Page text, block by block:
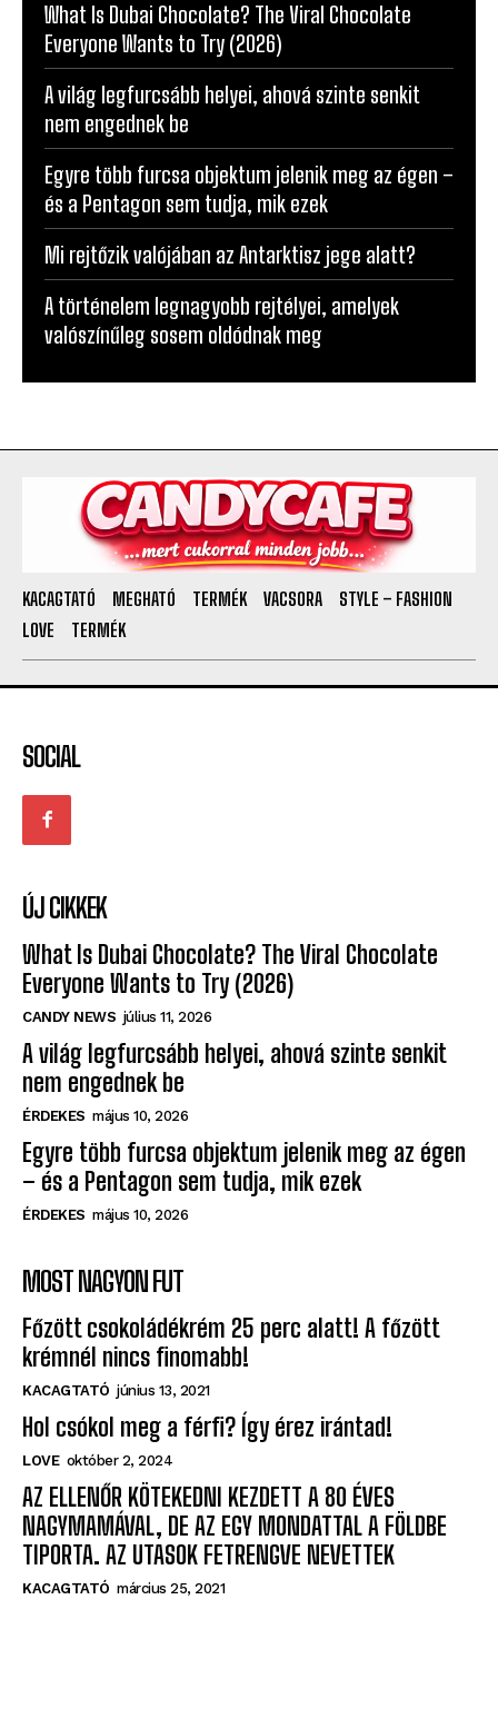
What Is Dubai Chocolate? The Viral Chocolate
Everyone Wants to Try (2026)
A világ legfurcsább helyei, ahová szinte senkit
nem engednek be
Egyre több furcsa objektum jelenik meg az égen –
és a Pentagon sem tudja, mik ezek
Mi rejtőzik valójában az Antarktisz jege alatt?
A történelem legnagyobb rejtélyei, amelyek
valószínűleg sosem oldódnak meg
KACAGTATÓ MEGHATÓ TERMÉK VACSORA
STYLE – FASHION
LOVE
TERMÉK
SOCIAL
ÚJ CIKKEK
What Is Dubai Chocolate? The Viral Chocolate
Everyone Wants to Try (2026)
CANDY NEWS július 11, 2026
A világ legfurcsább helyei, ahová szinte senkit
nem engednek be
ÉRDEKES május 10, 2026
Egyre több furcsa objektum jelenik meg az égen
– és a Pentagon sem tudja, mik ezek
ÉRDEKES május 10, 2026
MOST NAGYON FUT
Főzött csokoládékrém 25 perc alatt! A főzött
krémnél nincs finomabb!
KACAGTATÓ június 13, 2021
Hol csókol meg a férfi? Így érez irántad!
LOVE október 2, 2024
AZ ELLENŐR KÖTEKEDNI KEZDETT A 80 ÉVES
NAGYMAMÁVAL, DE AZ EGY MONDATTAL A FÖLDBE
TIPORTA. AZ UTASOK FETRENGVE NEVETTEK
KACAGTATÓ március 25, 2021